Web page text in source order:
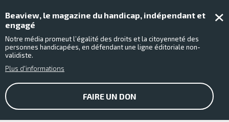
Beaview, le magazine du handicap, indépendant et
engagé
Notre média promeut l’égalité des droits et la citoyenneté des
personnes handicapées, en défendant une ligne éditoriale non-
validiste.
Plus d'informations
FAIRE UN DON